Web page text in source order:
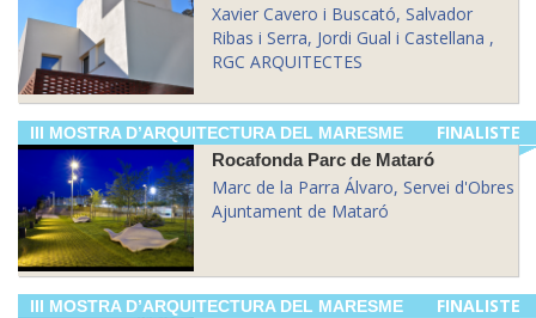
Xavier Cavero i Buscató, Salvador
Ribas i Serra, Jordi Gual i Castellana ,
RGC ARQUITECTES
FINALISTE
III MOSTRA D’ARQUITECTURA DEL MARESME
Rocafonda Parc de Mataró
Marc de la Parra Álvaro, Servei d'Obres
Ajuntament de Mataró
FINALISTE
III MOSTRA D’ARQUITECTURA DEL MARESME